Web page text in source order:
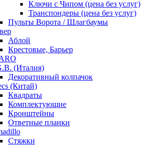
Ключи с Чипом (цена без услуг)
Транспондеры (цена без услуг)
Пульты Ворота / Шлагбаумы
Аблой
Крестовые, Барьер
(Италия)
Декоративный колпачок
(Китай)
Квадраты
Комплектующие
Кронштейны
Ответные планки
Стяжки